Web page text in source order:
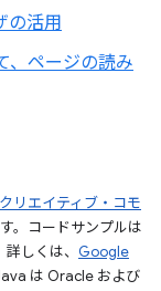
の活用
、ページの読み
クリエイティブ・コモ
。コードサンプルは
しくは、 Google
は Oracle および